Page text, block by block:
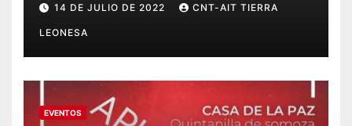
14 DE JULIO DE 2022 CNT-AIT TIERRA
LEONESA
EVENTOS